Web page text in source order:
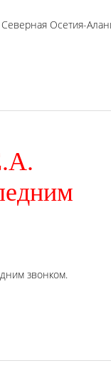
Осетия-
звонком.